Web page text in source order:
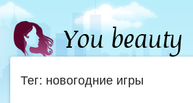
Тег: новогодние игры